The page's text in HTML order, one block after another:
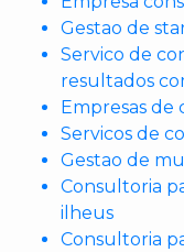
Gestao de
Servico de
resultados
Empresas
Servicos de
Gestao de
Consultoria
ilheus
Consultoria